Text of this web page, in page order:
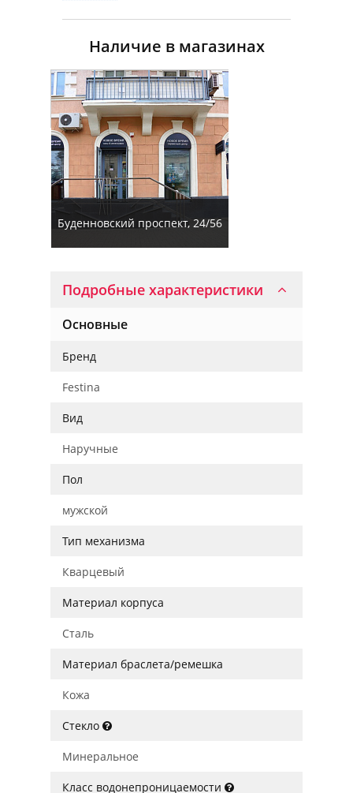
Наличие в магазинах
Буденновский проспект, 24/56
Подробные характеристики
Основные
Бренд
Festina
Вид
Наручные
Пол
мужской
Тип механизма
Кварцевый
Материал корпуса
Сталь
Материал браслета/ремешка
Кожа
Стекло
Минеральное
Класс водонепроницаемости